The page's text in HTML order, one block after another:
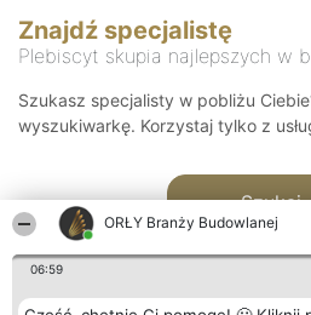
ORŁY Branży Budowlanej
06:59
Znajdź specjalistę
Plebiscyt skupia najlepszych w
Szukasz specjalisty w pobliżu
wyszukiwarkę. Korzystaj tylko z
Szukaj